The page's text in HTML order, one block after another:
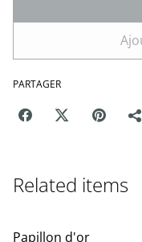
PARTAGER
Related items
Papillon d'or